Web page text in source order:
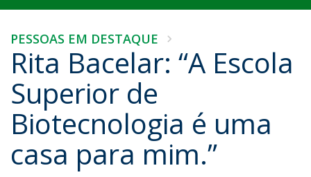
PESSOAS EM DESTAQUE
Rita Bacelar: “A Escola
Superior de
Biotecnologia é uma
casa para mim.”